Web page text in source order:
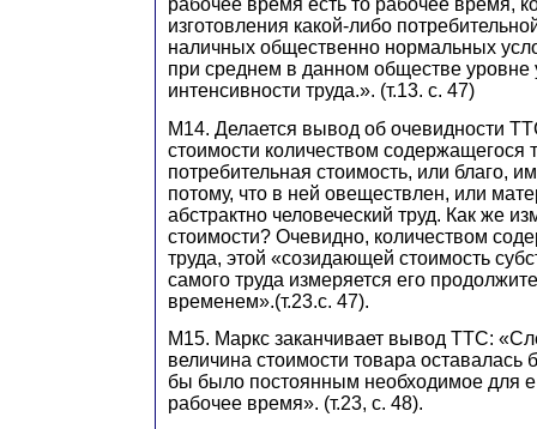
рабочее время есть то рабочее время,
изготовления какой-либо
наличных общественно нормальных
при среднем в данном обществе уровне
интенсивности труда.». (т.13. с. 47)
М14. Делается вывод об очевидности
стоимости количеством содержащегося
потребительная стоимость, или благо,
потому, что в ней овеществлен, или
абстрактно человеческий труд. Как же
стоимости? Очевидно, количеством
труда, этой «созидающей стоимость
самого труда измеряется его
временем».(т.23.с. 47).
М15. Маркс заканчивает вывод ТТС:
величина стоимости товара оставалась
бы было постоянным необходимое для
рабочее время». (т.23, с. 48).